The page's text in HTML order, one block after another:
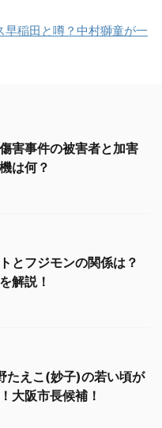
早稲田と噂？中村獅童が一
害事件の被害者と加害
は何？
とフジモンの関係は？
解説！
たえこ(妙子)の若い頃が
大阪市長候補！